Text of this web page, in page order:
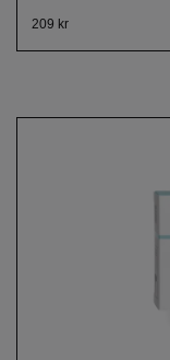
209 kr